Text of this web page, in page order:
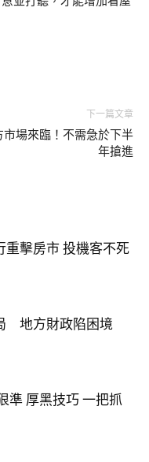
下一篇文章
市場來臨！不需急於下半
年搶進
重擊房市 投機客不死
地方財政陷困境
準 厚黑技巧 一把抓